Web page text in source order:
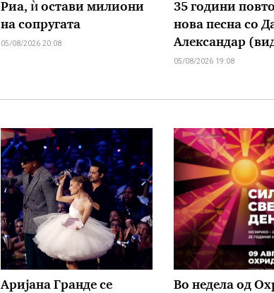
Риа, ѝ остави милиони
на сопругата
05/08/2026 20:08
35 години
нова песна со
Александар
05/08/2026 19:08
Аријана Гранде се Во недела од